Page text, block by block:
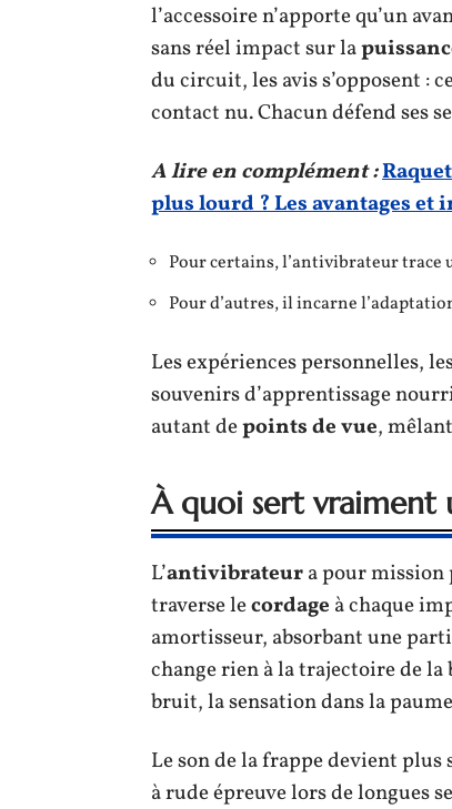
l’accessoire n’apporte qu’un
sans réel impact sur la
du circuit, les avis s’opposent :
contact nu. Chacun défend ses
A lire en complément :
plus lourd ? Les avantages et
Pour certains, l’antivibrateur
Pour d’autres, il incarne
Les expériences personnelles,
souvenirs d’apprentissage
autant depoints de vue,
À quoi sert vraiment
L’antivibrateura pour mission
traverse lecordage à chaque
amortisseur, absorbant une
change rien à la trajectoire de la
bruit, la sensation dans la
Le son de la frappe devient
à rude épreuve lors de longues